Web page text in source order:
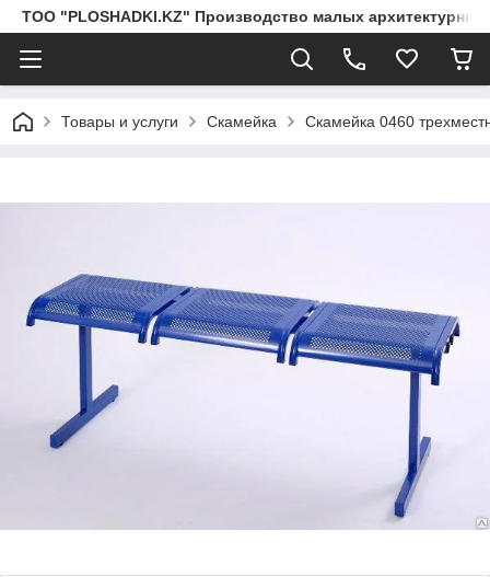
ТОО "PLOSHADKI.KZ" Производство малых
Товары и услуги Скамейка Скамейка 0460